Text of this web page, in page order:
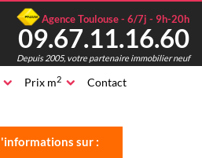
Agence Toulouse - 6/7j - 9h-20h
09.67.11.16.60
Depuis 2005, votre partenaire immobilier neuf
Prix m2 Contact
sur :